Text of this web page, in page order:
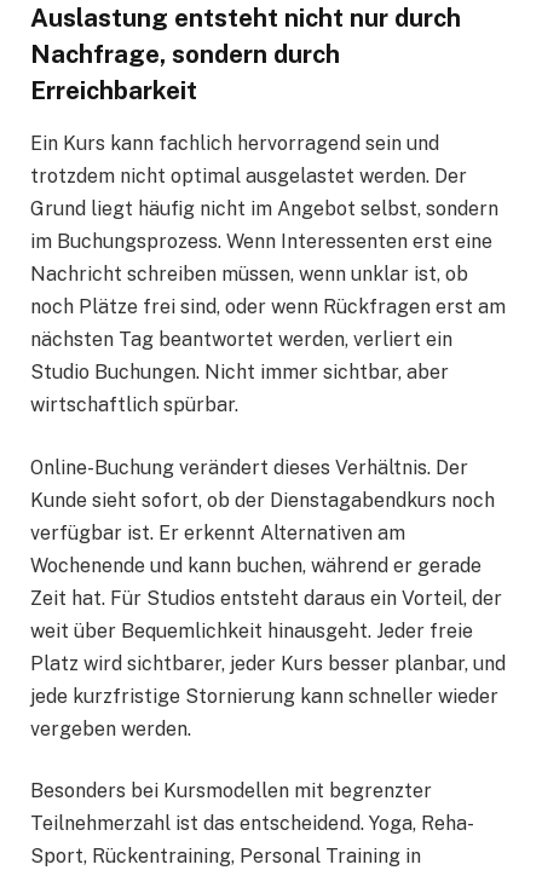
Auslastung entsteht nicht nur durch
Nachfrage, sondern durch
Erreichbarkeit
Ein Kurs kann fachlich hervorragend sein und
trotzdem nicht optimal ausgelastet werden. Der
Grund liegt häufig nicht im Angebot selbst, sondern
im Buchungsprozess. Wenn Interessenten erst eine
Nachricht schreiben müssen, wenn unklar ist, ob
noch Plätze frei sind, oder wenn Rückfragen erst am
nächsten Tag beantwortet werden, verliert ein
Studio Buchungen. Nicht immer sichtbar, aber
wirtschaftlich spürbar.
Online-Buchung verändert dieses Verhältnis. Der
Kunde sieht sofort, ob der Dienstagabendkurs noch
verfügbar ist. Er erkennt Alternativen am
Wochenende und kann buchen, während er gerade
Zeit hat. Für Studios entsteht daraus ein Vorteil, der
weit über Bequemlichkeit hinausgeht. Jeder freie
Platz wird sichtbarer, jeder Kurs besser planbar, und
jede kurzfristige Stornierung kann schneller wieder
vergeben werden.
Besonders bei Kursmodellen mit begrenzter
Teilnehmerzahl ist das entscheidend. Yoga, Reha-
Sport, Rückentraining, Personal Training in